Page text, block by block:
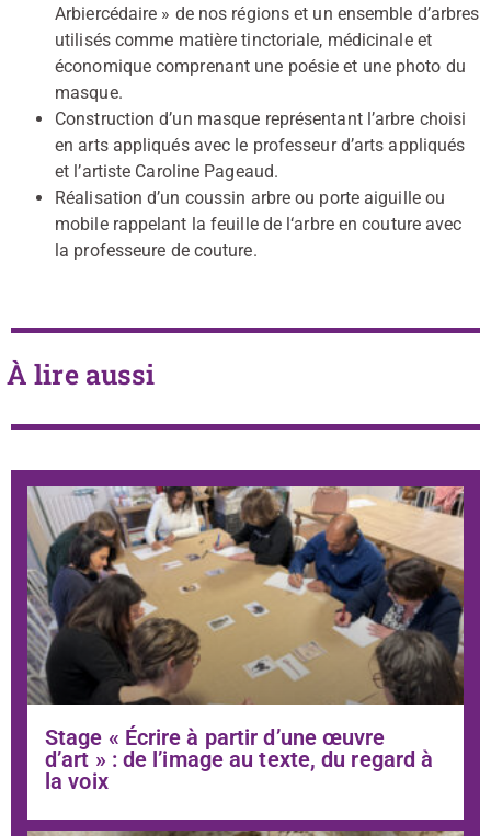
Arbiercédaire » de nos régions et un ensemble d’arbres
utilisés comme matière tinctoriale, médicinale et
économique comprenant une poésie et une photo du
masque.
Construction d’un masque représentant l’arbre choisi
en arts appliqués avec le professeur d’arts appliqués
et l’artiste Caroline Pageaud.
Réalisation d’un coussin arbre ou porte aiguille ou
mobile rappelant la feuille de l‘arbre en couture avec
la professeure de couture.
À lire aussi
Stage « Écrire à partir d’une œuvre
d’art » : de l’image au texte, du regard à
la voix